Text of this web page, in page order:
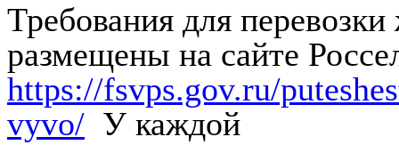
Требования для
размещены на сайте
https://fsvps.gov.ru/
vyvo/ У каждой